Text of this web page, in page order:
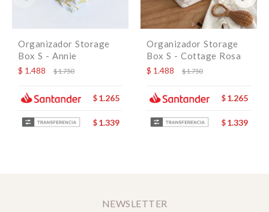
Organizador Storage
Box S - Annie
$ 1.488 $1.750
$ 1.265
$ 1.339
Organizador Storage
Box S - Cottage Rosa
$ 1.488 $1.750
$ 1.265
$ 1.339
NEWSLETTER